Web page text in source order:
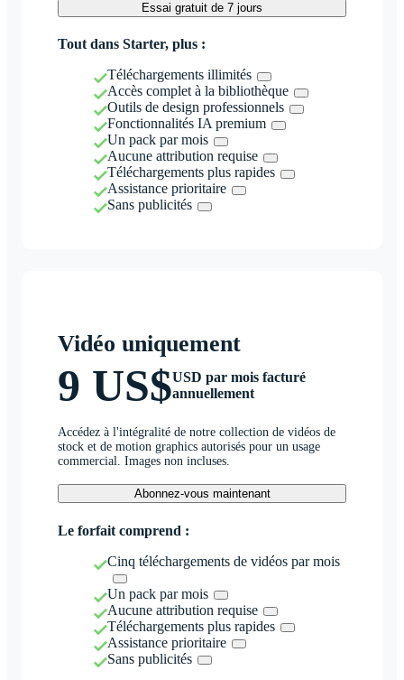
Essai gratuit de 7 jours
Tout dans Starter, plus :
Téléchargements illimités
Accès complet à la bibliothèque
Outils de design professionnels
Fonctionnalités IA premium
Un pack par mois
Aucune attribution requise
Téléchargements plus rapides
Assistance prioritaire
Sans publicités
Vidéo uniquement
9 US$USD par mois facturé
annuellement
Accédez à l'intégralité de notre collection de vidéos de
stock et de motion graphics autorisés pour un usage
commercial. Images non incluses.
Abonnez-vous maintenant
Le forfait comprend :
Cinq téléchargements de vidéos par mois
Un pack par mois
Aucune attribution requise
Téléchargements plus rapides
Assistance prioritaire
Sans publicités